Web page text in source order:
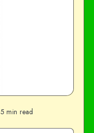
5 min read